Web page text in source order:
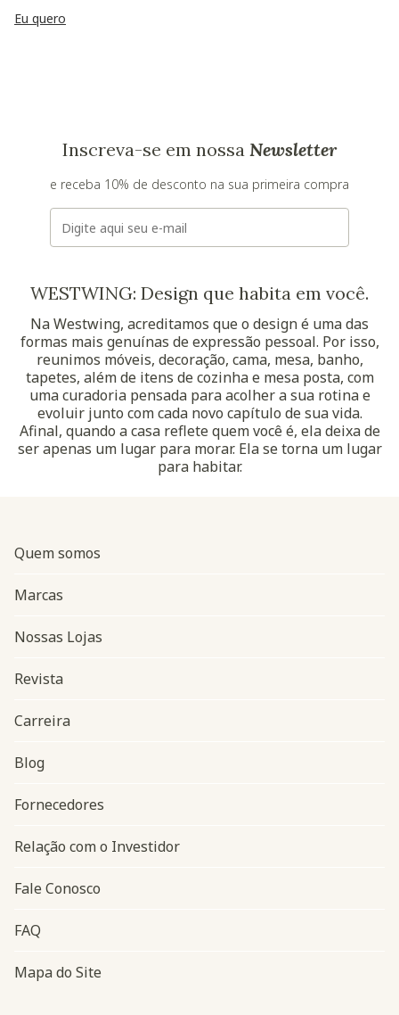
Eu quero
Inscreva-se em nossa Newsletter
e receba 10% de desconto na sua primeira compra
E-mail
WESTWING: Design que habita em você.
Na Westwing, acreditamos que o design é uma das
formas mais genuínas de expressão pessoal. Por isso,
reunimos móveis, decoração, cama, mesa, banho,
tapetes, além de itens de cozinha e mesa posta, com
uma curadoria pensada para acolher a sua rotina e
evoluir junto com cada novo capítulo de sua vida.
Afinal, quando a casa reflete quem você é, ela deixa de
ser apenas um lugar para morar. Ela se torna um lugar
para habitar.
Navegação do rodapé
Quem somos
Marcas
Nossas Lojas
Revista
Carreira
Blog
Fornecedores
Relação com o Investidor
Fale Conosco
FAQ
Mapa do Site